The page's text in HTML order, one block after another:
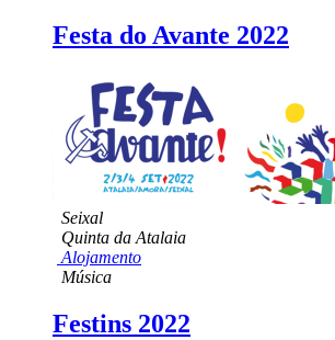
Festa do Avante 2022
Seixal
Quinta da Atalaia
Alojamento
Música
Festins 2022